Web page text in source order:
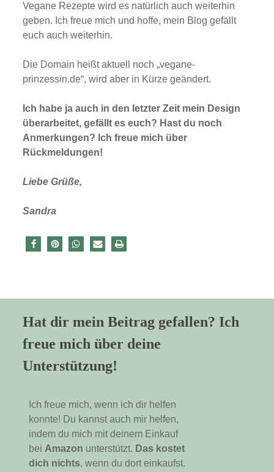
Vegane Rezepte wird es natürlich auch weiterhin
geben. Ich freue mich und hoffe, mein Blog gefällt
euch auch weiterhin.
Die Domain heißt aktuell noch „vegane-
prinzessin.de“, wird aber in Kürze geändert.
Ich habe ja auch in den letzter Zeit mein Design
überarbeitet, gefällt es euch? Hast du noch
Anmerkungen? Ich freue mich über
Rückmeldungen!
Liebe Grüße,
Sandra
Hat dir mein Beitrag gefallen? Ich
freue mich über deine
Unterstützung!
Ich freue mich, wenn ich dir helfen
konnte! Du kannst auch mir helfen,
indem du mich mit deinem Einkauf
bei Amazon unterstützt. Das kostet
dich nichts, wenn du dort einkaufst.